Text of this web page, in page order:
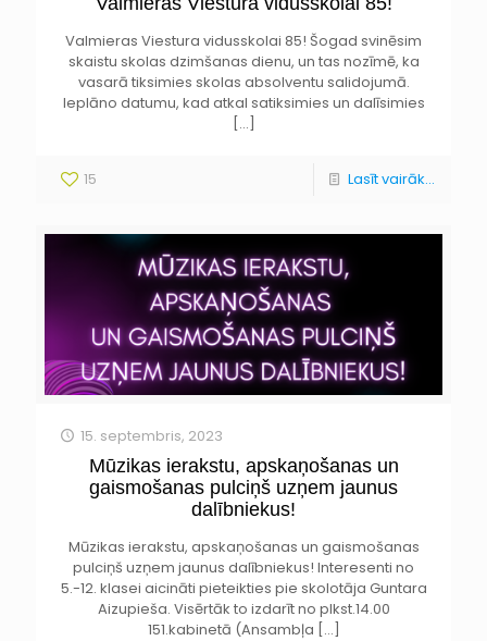
Valmieras Viestura vidusskolai 85! Šogad svinēsim
skaistu skolas dzimšanas dienu, un tas nozīmē, ka
vasarā tiksimies skolas absolventu salidojumā.
Ieplāno datumu, kad atkal satiksimies un dalīsimies
[…]
15 Lasīt vairāk...
15. septembris, 2023
Mūzikas ierakstu, apskaņošanas un
gaismošanas pulciņš uzņem jaunus
dalībniekus!
Mūzikas ierakstu, apskaņošanas un gaismošanas
pulciņš uzņem jaunus dalībniekus! Interesenti no
5.-12. klasei aicināti pieteikties pie skolotāja Guntara
Aizupieša. Visērtāk to izdarīt no plkst.14.00
151.kabinetā (Ansambļa […]